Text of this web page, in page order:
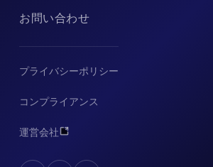
お問い合わせ
プライバシーポリシー
コンプライアンス
運営会社